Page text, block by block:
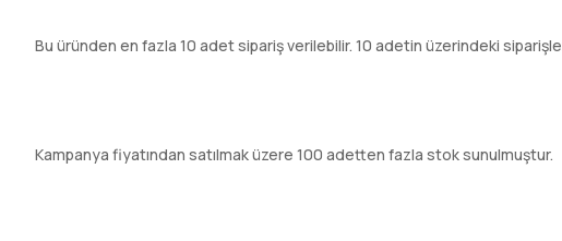
Bu üründen en fazla 10 adet sipariş verilebilir. 10 adetin üzerindeki
Kampanya fiyatından satılmak üzere 100 adetten fazla stok sunulmuştur.